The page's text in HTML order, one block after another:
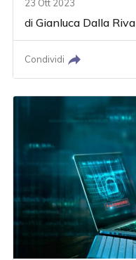
23 Ott 2023
diGianluca Dalla Riva
Condividi